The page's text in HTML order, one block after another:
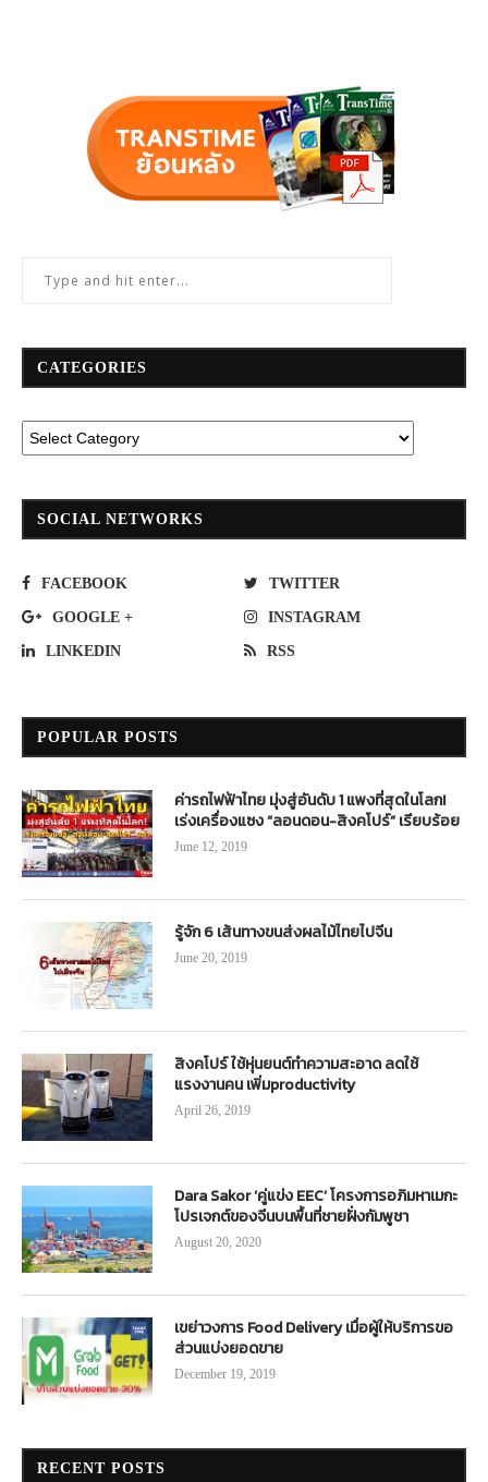
CATEGORIES
SOCIAL NETWORKS
FACEBOOK TWITTER
GOOGLE + INSTAGRAM
LINKEDIN RSS
POPULAR POSTS
ค่ารถไฟฟ้าไทย มุ่งสู่อันดับ 1 แพงที่สุดในโลก!
เร่งเครื่องแซง “ลอนดอน-สิงคโปร์” เรียบร้อย
June 12, 2019
รู้จัก 6 เส้นทางขนส่งผลไม้ไทยไปจีน
June 20, 2019
สิงคโปร์ ใช้หุ่นยนต์ทำความสะอาด ลดใช้
แรงงานคน เพิ่มproductivity
April 26, 2019
Dara Sakor ‘คู่แข่ง EEC’ โครงการอภิมหาเมกะ
โปรเจกต์ของจีนบนพื้นที่ชายฝั่งกัมพูชา
August 20, 2020
เขย่าวงการ Food Delivery เมื่อผู้ให้บริการขอ
ส่วนแบ่งยอดขาย
December 19, 2019
RECENT POSTS